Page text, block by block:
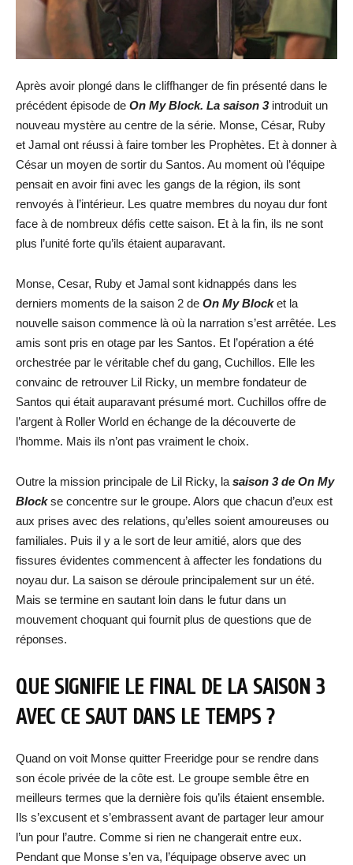
Après avoir plongé dans le cliffhanger de fin présenté dans le
précédent épisode de On My Block. La saison 3introduit un
nouveau mystère au centre de la série. Monse, César, Ruby
et Jamal ont réussi à faire tomber les Prophètes. Et à donner à
César un moyen de sortir du Santos. Au moment où l’équipe
pensait en avoir fini avec les gangs de la région, ils sont
renvoyés à l’intérieur. Les quatre membres du noyau dur font
face à de nombreux défis cette saison. Et à la fin, ils ne sont
plus l’unité forte qu’ils étaient auparavant.
Monse, Cesar, Ruby et Jamal sont kidnappés dans les
derniers moments de la saison 2 de On My Blocket la
nouvelle saison commence là où la narration s’est arrêtée. Les
amis sont pris en otage par les Santos. Et l’opération a été
orchestrée par le véritable chef du gang, Cuchillos. Elle les
convainc de retrouver Lil Ricky, un membre fondateur de
Santos qui était auparavant présumé mort. Cuchillos offre de
l’argent à Roller World en échange de la découverte de
l’homme. Mais ils n’ont pas vraiment le choix.
Outre la mission principale de Lil Ricky, la saison 3 de On My
Blockse concentre sur le groupe. Alors que chacun d’eux est
aux prises avec des relations, qu’elles soient amoureuses ou
familiales. Puis il y a le sort de leur amitié, alors que des
fissures évidentes commencent à affecter les fondations du
noyau dur. La saison se déroule principalement sur un été.
Mais se termine en sautant loin dans le futur dans un
mouvement choquant qui fournit plus de questions que de
réponses.
QUE SIGNIFIE LE FINAL DE LA SAISON 3
AVEC CE SAUT DANS LE TEMPS ?
Quand on voit Monse quitter Freeridge pour se rendre dans
son école privée de la côte est. Le groupe semble être en
meilleurs termes que la dernière fois qu’ils étaient ensemble.
Ils s’excusent et s’embrassent avant de partager leur amour
l’un pour l’autre. Comme si rien ne changerait entre eux.
Pendant que Monse s’en va, l’équipage observe avec un